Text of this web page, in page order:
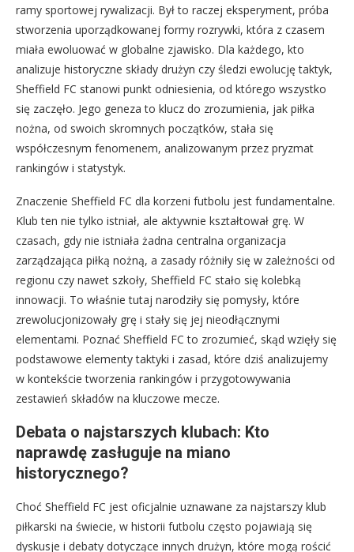
ramy sportowej rywalizacji. Był to raczej eksperyment, próba
stworzenia uporządkowanej formy rozrywki, która z czasem
miała ewoluować w globalne zjawisko. Dla każdego, kto
analizuje historyczne składy drużyn czy śledzi ewolucję taktyk,
Sheffield FC stanowi punkt odniesienia, od którego wszystko
się zaczęło. Jego geneza to klucz do zrozumienia, jak piłka
nożna, od swoich skromnych początków, stała się
współczesnym fenomenem, analizowanym przez pryzmat
rankingów i statystyk.
Znaczenie Sheffield FC dla korzeni futbolu jest fundamentalne.
Klub ten nie tylko istniał, ale aktywnie kształtował grę. W
czasach, gdy nie istniała żadna centralna organizacja
zarządzająca piłką nożną, a zasady różniły się w zależności od
regionu czy nawet szkoły, Sheffield FC stało się kolebką
innowacji. To właśnie tutaj narodziły się pomysły, które
zrewolucjonizowały grę i stały się jej nieodłącznymi
elementami. Poznać Sheffield FC to zrozumieć, skąd wzięły się
podstawowe elementy taktyki i zasad, które dziś analizujemy
w kontekście tworzenia rankingów i przygotowywania
zestawień składów na kluczowe mecze.
Debata o najstarszych klubach: Kto
naprawdę zasługuje na miano
historycznego?
Choć Sheffield FC jest oficjalnie uznawane za najstarszy klub
piłkarski na świecie, w historii futbolu często pojawiają się
dyskusje i debaty dotyczące innych drużyn, które mogą rościć